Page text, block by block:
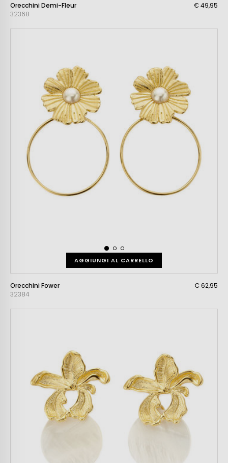
Orecchini Demi-Fleur
32368
€ 49,95
AGGIUNGI AL CARRELLO
Orecchini Fower
32384
€ 62,95